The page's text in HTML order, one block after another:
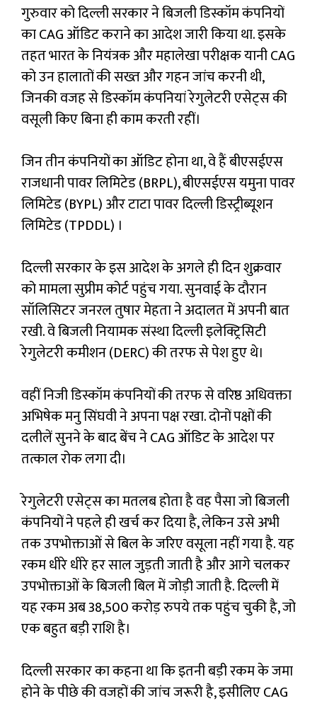
गुरुवार को दिल्ली सरकार ने बिजली डिस्कॉम कंपनियों
का CAG ऑडिट कराने का आदेश जारी किया था. इसके
तहत भारत के नियंत्रक और महालेखा परीक्षक यानी CAG
को उन हालातों की सख्त और गहन जांच करनी थी,
जिनकी वजह से डिस्कॉम कंपनियां रेगुलेटरी एसेट्स की
वसूली किए बिना ही काम करती रहीं।
जिन तीन कंपनियों का ऑडिट होना था, वे हैं बीएसईएस
राजधानी पावर लिमिटेड (BRPL), बीएसईएस यमुना पावर
लिमिटेड (BYPL) और टाटा पावर दिल्ली डिस्ट्रीब्यूशन
लिमिटेड (TPDDL) ।
दिल्ली सरकार के इस आदेश के अगले ही दिन शुक्रवार
को मामला सुप्रीम कोर्ट पहुंच गया. सुनवाई के दौरान
सॉलिसिटर जनरल तुषार मेहता ने अदालत में अपनी बात
रखी. वे बिजली नियामक संस्था दिल्ली इलेक्ट्रिसिटी
रेगुलेटरी कमीशन (DERC) की तरफ से पेश हुए थे।
वहीं निजी डिस्कॉम कंपनियों की तरफ से वरिष्ठ अधिवक्ता
अभिषेक मनु सिंघवी ने अपना पक्ष रखा. दोनों पक्षों की
दलीलें सुनने के बाद बेंच ने CAG ऑडिट के आदेश पर
तत्काल रोक लगा दी।
रेगुलेटरी एसेट्स का मतलब होता है वह पैसा जो बिजली
कंपनियों ने पहले ही खर्च कर दिया है, लेकिन उसे अभी
तक उपभोक्ताओं से बिल के जरिए वसूला नहीं गया है. यह
रकम धीरे धीरे हर साल जुड़ती जाती है और आगे चलकर
उपभोक्ताओं के बिजली बिल में जोड़ी जाती है. दिल्ली में
यह रकम अब 38,500 करोड़ रुपये तक पहुंच चुकी है, जो
एक बहुत बड़ी राशि है।
दिल्ली सरकार का कहना था कि इतनी बड़ी रकम के जमा
होने के पीछे की वजहों की जांच जरूरी है, इसीलिए CAG